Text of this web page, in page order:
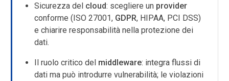
Sicurezza del cloud: scegliere un provider
conforme (ISO 27001, GDPR, HIPAA, PCI DSS)
e chiarire responsabilità nella protezione dei
dati.
Il ruolo critico del middleware: integra flussi di
dati ma può introdurre vulnerabilità; le violazioni